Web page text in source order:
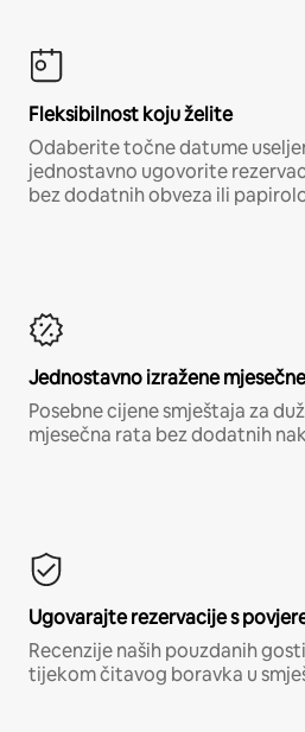
Fleksibilnost koju želite
Odaberite točne datume
jednostavno ugovorite
bez dodatnih obveza ili
Jednostavno izražene
Posebne cijene smještaja za
mjesečna rata bez dodatnih
Ugovarajte rezervacije s
Recenzije naših pouzdanih
tijekom čitavog boravka u